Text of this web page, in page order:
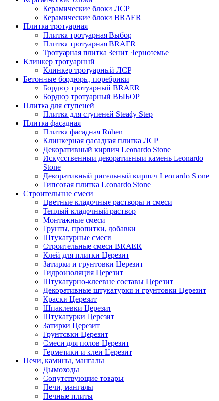
Керамические блоки ЛСР
Керамические блоки BRAER
Плитка тротуарная
Плитка тротуарная Выбор
Плитка тротуарная BRAER
Тротуарная плитка Зенит Черноземье
Клинкер тротуарный
Клинкер тротуарный ЛСР
Бетонные бордюры, поребрики
Бордюр тротуарный BRAER
Бордюр тротуарный ВЫБОР
Плитка для ступеней
Плитка для ступеней Steady Step
Плитка фасадная
Плитка фасадная Röben
Клинкерная фасадная плитка ЛСР
Декоративный кирпич Leonardo Stone
Искусственный декоративный камень Leonardo
Stone
Декоративный ригельный кирпич Leonardo Stone
Гипсовая плитка Leonardo Stone
Строительные смеси
Цветные кладочные растворы и смеси
Теплый кладочный раствор
Монтажные смеси
Грунты, пропитки, добавки
Штукатурные смеси
Строительные смеси BRAER
Клей для плитки Церезит
Затирки и грунтовки Церезит
Гидроизоляция Церезит
Штукатурно-клеевые составы Церезит
Декоративные штукатурки и грунтовки Церезит
Краски Церезит
Шпаклевки Церезит
Штукатурки Церезит
Затирки Церезит
Грунтовки Церезит
Смеси для полов Церезит
Герметики и клеи Церезит
Печи, камины, мангалы
Дымоходы
Сопутствующие товары
Печи, мангалы
Печные плиты